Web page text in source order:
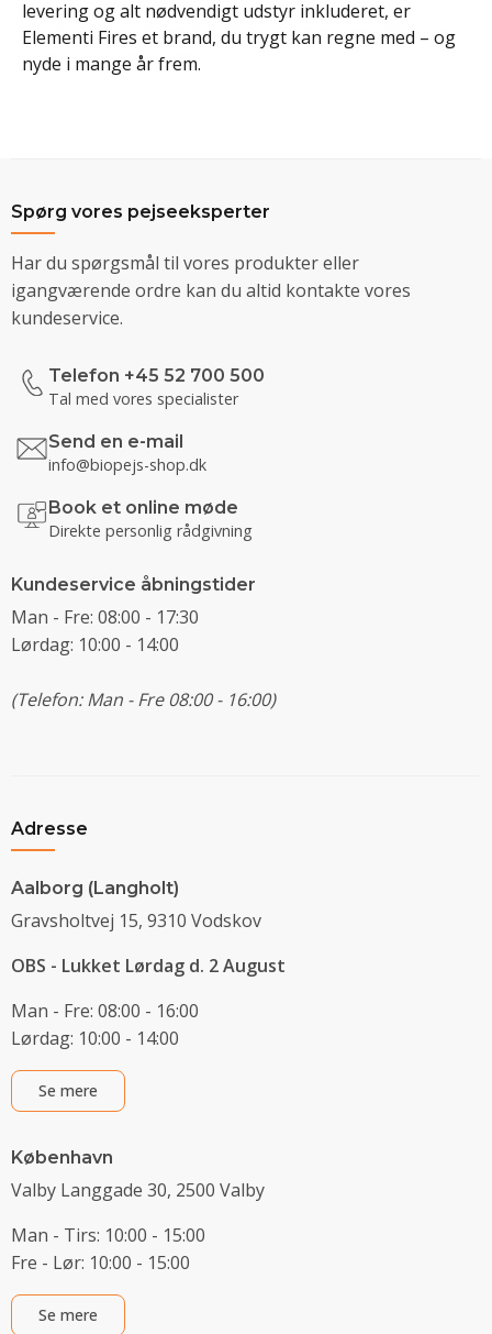
levering og alt nødvendigt udstyr inkluderet, er
Elementi Fires et brand, du trygt kan regne med – og
nyde i mange år frem.
Spørg vores pejseeksperter
Har du spørgsmål til vores produkter eller
igangværende ordre kan du altid kontakte vores
kundeservice.
Telefon +45 52 700 500
Tal med vores specialister
Send en e-mail
info@biopejs-shop.dk
Book et online møde
Direkte personlig rådgivning
Kundeservice åbningstider
Man - Fre: 08:00 - 17:30
Lørdag: 10:00 - 14:00
(Telefon: Man - Fre 08:00 - 16:00)
Adresse
Aalborg (Langholt)
Gravsholtvej 15, 9310 Vodskov
OBS - Lukket Lørdag d. 2 August
Man - Fre: 08:00 - 16:00
Lørdag: 10:00 - 14:00
Se mere
København
Valby Langgade 30, 2500 Valby
Man - Tirs: 10:00 - 15:00
Fre - Lør: 10:00 - 15:00
Se mere